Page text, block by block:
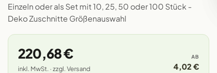
Einzeln oder als Set mit 10, 25, 50 oder 100 Stück -
Deko Zuschnitte Größenauswahl
220,68 €
inkl. MwSt. · zzgl. Versand
AB
4,02 €